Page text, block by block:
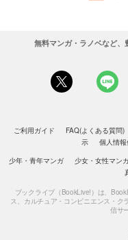
無料マンガ・ラノベなど、
ご利用ガイド FAQ(よくある質問)
示
個人情
少年・青年マンガ
少女・女性マン
ブックライブ（BookLive!）は、
ス、カルチュア・コンビニエンス・ク
信サ